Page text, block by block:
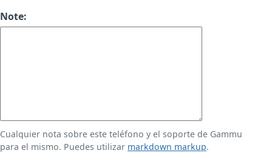
Note:
Cualquier nota sobre este teléfono y el soporte de Gammu
para el mismo. Puedes utilizar markdown markup.